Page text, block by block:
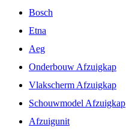
Bosch
Etna
Aeg
Onderbouw Afzuigkap
Vlakscherm Afzuigkap
Schouwmodel Afzuigkap
Afzuigunit